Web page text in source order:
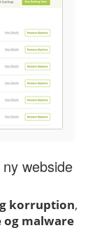
webside
korruption,
og malware